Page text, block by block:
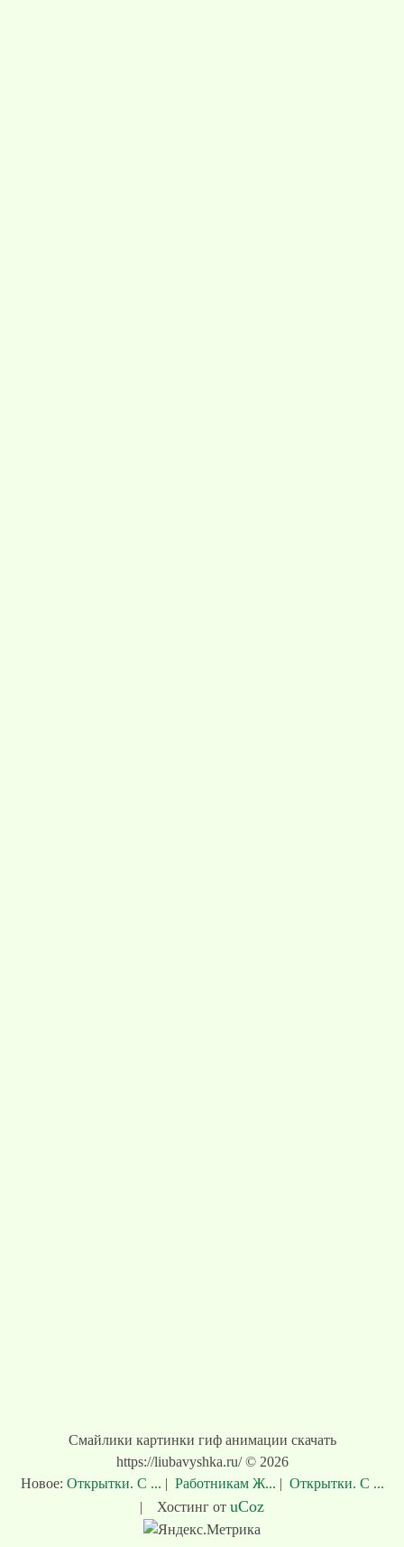
Смайлики картинки гиф анимации скачать
https://liubavyshka.ru/ © 2026
Новое: Открытки. С ... | Работникам Ж... | Открытки. С ...
|
Хостинг от uCoz